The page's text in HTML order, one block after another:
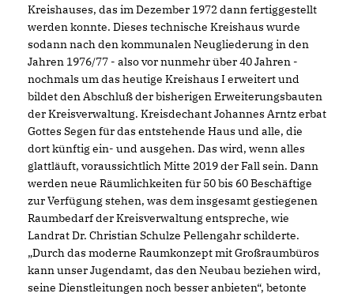
Kreishauses, das im Dezember 1972 dann fertiggestellt
werden konnte. Dieses technische Kreishaus wurde
sodann nach den kommunalen Neugliederung in den
Jahren 1976/77 - also vor nunmehr über 40 Jahren -
nochmals um das heutige Kreishaus I erweitert und
bildet den Abschluß der bisherigen Erweiterungsbauten
der Kreisverwaltung. Kreisdechant Johannes Arntz erbat
Gottes Segen für das entstehende Haus und alle, die
dort künftig ein- und ausgehen. Das wird, wenn alles
glattläuft, voraussichtlich Mitte 2019 der Fall sein. Dann
werden neue Räumlichkeiten für 50 bis 60 Beschäftige
zur Verfügung stehen, was dem insgesamt gestiegenen
Raumbedarf der Kreisverwaltung entspreche, wie
Landrat Dr. Christian Schulze Pellengahr schilderte.
Durch das moderne Raumkonzept mit Großraumbüros
kann unser Jugendamt, das den Neubau beziehen wird,
seine Dienstleitungen noch besser anbieten“, betonte